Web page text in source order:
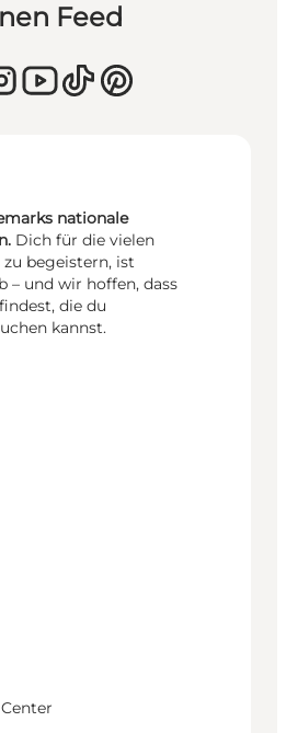
Feed
nationale
Dich für die vielen
begeistern, ist
– und wir hoffen, dass
die du
kannst.